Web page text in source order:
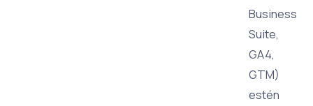
Business
Suite,
GA4,
GTM)
estén